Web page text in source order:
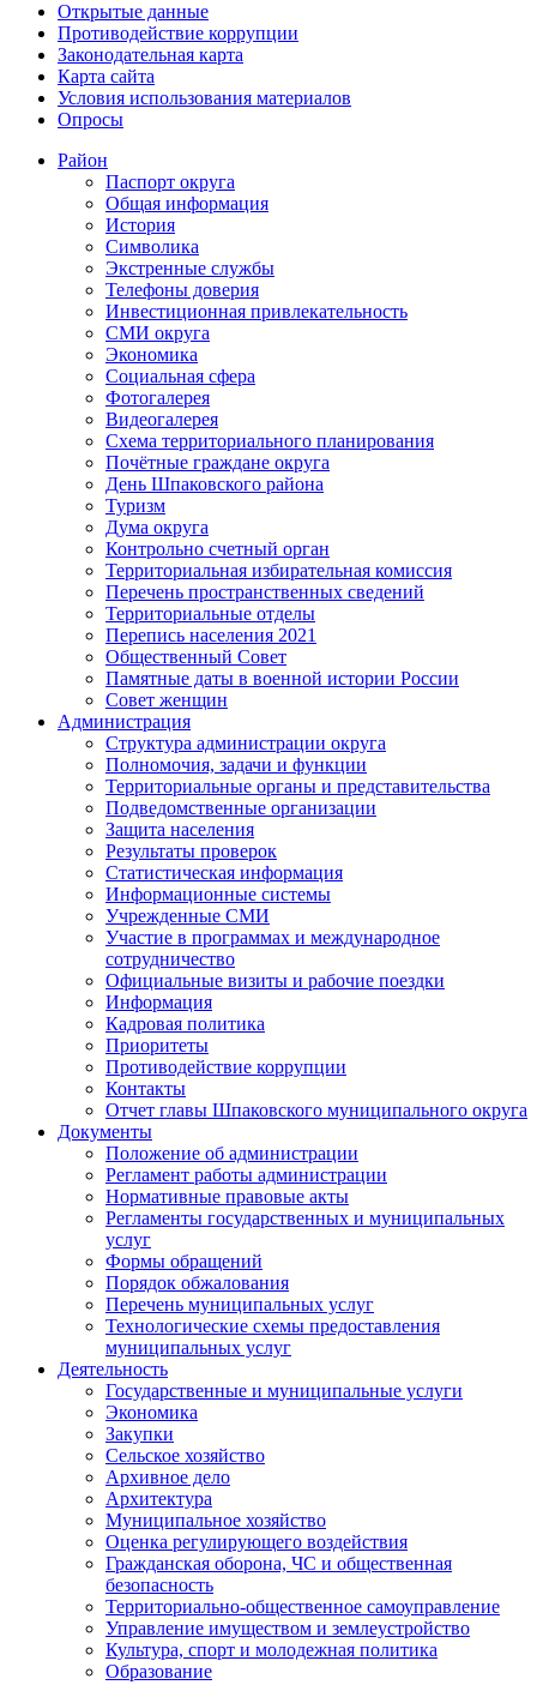
Открытые данные
Противодействие коррупции
Законодательная карта
Карта сайта
Условия использования материалов
Опросы
Район
Паспорт округа
Общая информация
История
Символика
Экстренные службы
Телефоны доверия
Инвестиционная привлекательность
СМИ округа
Экономика
Социальная сфера
Фотогалерея
Видеогалерея
Схема территориального планирования
Почётные граждане округа
День Шпаковского района
Туризм
Дума округа
Контрольно счетный орган
Территориальная избирательная комиссия
Перечень пространственных сведений
Территориальные отделы
Перепись населения 2021
Общественный Совет
Памятные даты в военной истории России
Совет женщин
Администрация
Структура администрации округа
Полномочия, задачи и функции
Территориальные органы и представительства
Подведомственные организации
Защита населения
Результаты проверок
Статистическая информация
Информационные системы
Учрежденные СМИ
Участие в программах и международное
сотрудничество
Официальные визиты и рабочие поездки
Информация
Кадровая политика
Приоритеты
Противодействие коррупции
Контакты
Отчет главы Шпаковского муниципального округа
Документы
Положение об администрации
Регламент работы администрации
Нормативные правовые акты
Регламенты государственных и муниципальных
услуг
Формы обращений
Порядок обжалования
Перечень муниципальных услуг
Технологические схемы предоставления
муниципальных услуг
Деятельность
Государственные и муниципальные услуги
Экономика
Закупки
Сельское хозяйство
Архивное дело
Архитектура
Муниципальное хозяйство
Оценка регулирующего воздействия
Гражданская оборона, ЧС и общественная
безопасность
Территориально-общественное самоуправление
Управление имуществом и землеустройство
Культура, спорт и молодежная политика
Образование